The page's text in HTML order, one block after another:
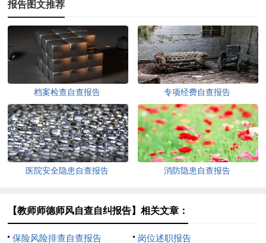
报告图文推荐
档案检查自查报告 专项经费自查报告
医院安全隐患自查报告 消防隐患自查报告
【教师师德师风自查自纠报告】相关文章：
保险风险排查自查报告 岗位述职报告